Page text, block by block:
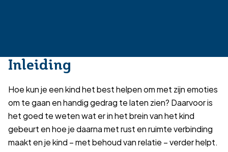
Inleiding
Hoe kun je een kind het best helpen om met zijn emoties
om te gaan en handig gedrag te laten zien? Daarvoor is
het goed te weten wat er in het brein van het kind
gebeurt en hoe je daarna met rust en ruimte verbinding
maakt en je kind – met behoud van relatie – verder helpt.